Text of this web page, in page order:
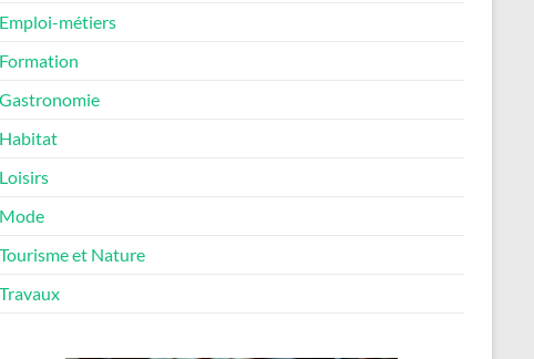
Emploi-métiers
Formation
Gastronomie
Habitat
Loisirs
Mode
Tourisme et Nature
Travaux